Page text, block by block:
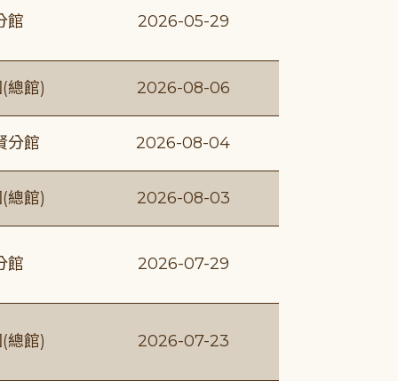
館 2026-05-29
總館) 2026-08-06
分館 2026-08-04
總館) 2026-08-03
館 2026-07-29
總館) 2026-07-23